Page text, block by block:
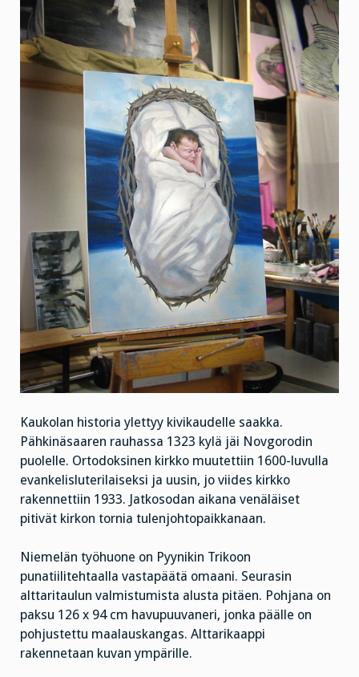
Kaukolan historia ylettyy kivikaudelle saakka.
Pähkinäsaaren rauhassa 1323 kylä jäi Novgorodin
puolelle. Ortodoksinen kirkko muutettiin 1600-luvulla
evankelisluterilaiseksi ja uusin, jo viides kirkko
rakennettiin 1933. Jatkosodan aikana venäläiset
pitivät kirkon tornia tulenjohtopaikkanaan.
Niemelän työhuone on Pyynikin Trikoon
punatiilitehtaalla vastapäätä omaani. Seurasin
alttaritaulun valmistumista alusta pitäen. Pohjana on
paksu 126 x 94 cm havupuuvaneri, jonka päälle on
pohjustettu maalauskangas. Alttarikaappi
rakennetaan kuvan ympärille.